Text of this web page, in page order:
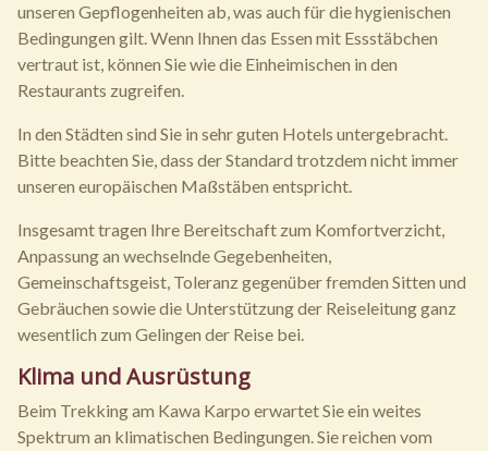
unseren Gepflogenheiten ab, was auch für die hygienischen
Bedingungen gilt. Wenn Ihnen das Essen mit Essstäbchen
vertraut ist, können Sie wie die Einheimischen in den
Restaurants zugreifen.
In den Städten sind Sie in sehr guten Hotels untergebracht.
Bitte beachten Sie, dass der Standard trotzdem nicht immer
unseren europäischen Maßstäben entspricht.
Insgesamt tragen Ihre Bereitschaft zum Komfortverzicht,
Anpassung an wechselnde Gegebenheiten,
Gemeinschaftsgeist, Toleranz gegenüber fremden Sitten und
Gebräuchen sowie die Unterstützung der Reiseleitung ganz
wesentlich zum Gelingen der Reise bei.
Klima und Ausrüstung
Beim Trekking am Kawa Karpo erwartet Sie ein weites
Spektrum an klimatischen Bedingungen. Sie reichen vom